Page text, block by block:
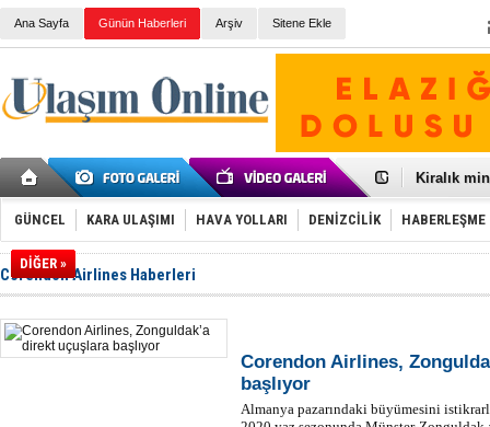
Ana Sayfa Günün Haberleri Arşiv Sitene Ekle
Kiralık
VW'de üst
Ünye
İzmir-
HAVAŞ 21
İran'a ait
Rus savaş
GÜNCEL KARA ULAŞIMI HAVA YOLLARI DENİZCİLİK HABERLEŞME
DİĞER »
Corendon Airlines Haberleri
Corendon Airlines,
başlıyor
Almanya pazarındaki büyümesini